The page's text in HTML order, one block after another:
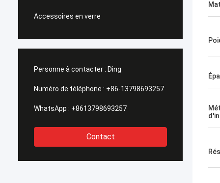
Accessoires en verre
Personne à contacter : Ding
Numéro de téléphone : +86-13798693257
WhatsApp : +8613798693257
Contact